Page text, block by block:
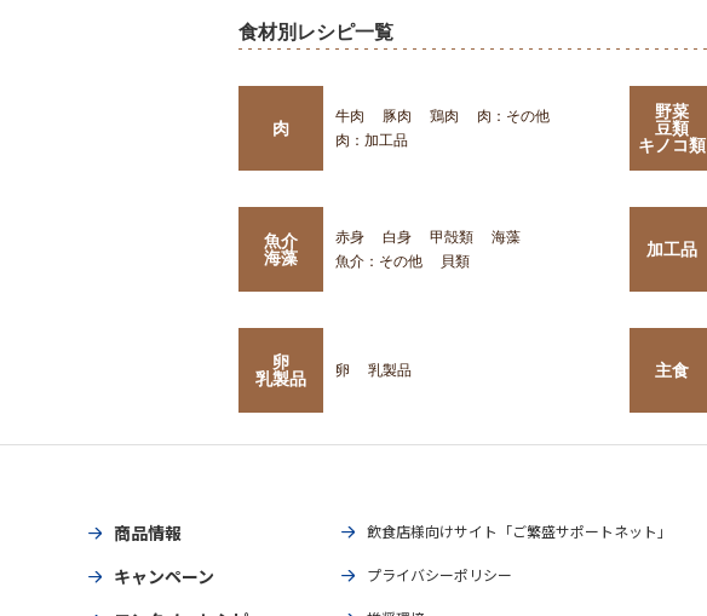
食材別レシピ一覧
肉
牛肉 豚肉 鶏肉
肉：その他
肉：加工品
野菜
豆類
キノコ類
魚介
海藻
赤身 白身 甲殻類
海藻
魚介：その他
貝類
加工品
卵
乳製品
卵 乳製品 主食
商品情報
キャンペーン
飲食店様向けサイト「ご繁盛サポートネット」
プライバシーポリシー